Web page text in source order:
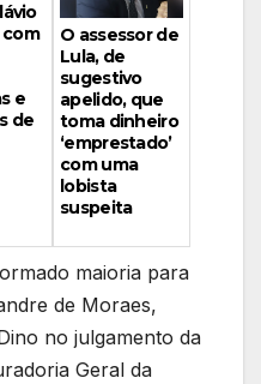
e
de
O assessor de
Lula, de
sugestivo
apelido, que
toma dinheiro
‘emprestado’
com uma
lobista
suspeita
maioria para
de Moraes,
no julgamento da
Geral da